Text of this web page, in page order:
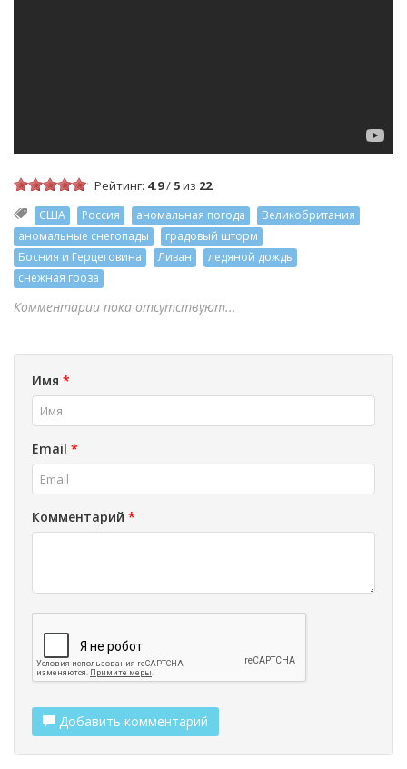
Рейтинг: 4.9/ 5из 22
США Россия аномальная погода
Великобритания
аномальные снегопады
градовый шторм
Босния и Герцеговина
Ливан
ледяной дождь
снежная гроза
Комментарии пока отсутствуют...
Имя *
Email *
Комментарий *
Добавить комментарий